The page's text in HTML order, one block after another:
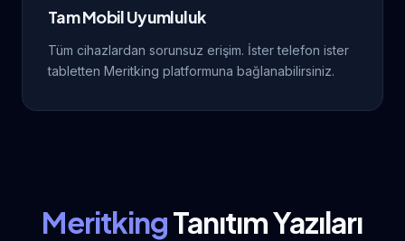
Tam Mobil Uyumluluk
Tüm cihazlardan sorunsuz erişim. İster telefon ister
tabletten Meritking platformuna bağlanabilirsiniz.
MeritkingTanıtım Yazıları